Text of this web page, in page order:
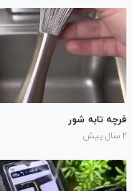
فرچه تابه شور
۲ سال پیش